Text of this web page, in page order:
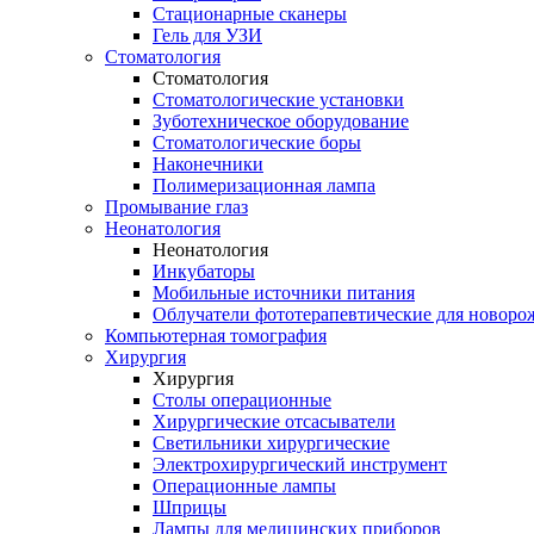
Стационарные сканеры
Гель для УЗИ
Стоматология
Стоматология
Стоматологические установки
Зуботехническое оборудование
Стоматологические боры
Наконечники
Полимеризационная лампа
Промывание глаз
Неонатология
Неонатология
Инкубаторы
Мобильные источники питания
Облучатели фототерапевтические для
Компьютерная томография
Хирургия
Хирургия
Столы операционные
Хирургические отсасыватели
Светильники хирургические
Электрохирургический инструмент
Операционные лампы
Шприцы
Лампы для медицинских приборов